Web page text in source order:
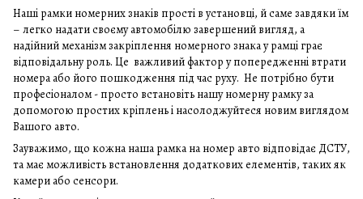
Наші рамки номерних знаків прості в установці, й саме завдяки їм
– легко надати своєму автомобілю завершений вигляд, а
надійний механізм закріплення номерного знака у рамці грає
відповідальну роль. Це важливий фактор у попередженні втрати
номера або його пошкодження під час руху. Не потрібно бути
професіоналом - просто встановіть нашу номерну рамку за
допомогою простих кріплень і насолоджуйтеся новим виглядом
Вашого авто.
Зауважимо, що кожна наша рамка на номер авто відповідає ДСТУ,
та має можливість встановлення додаткових елементів, таких як
камери або сенсори.